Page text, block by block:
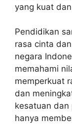
yang kuat
Pendidikan
rasa cinta
negara
memahami
memperkuat
dan
kesatuan
hanya